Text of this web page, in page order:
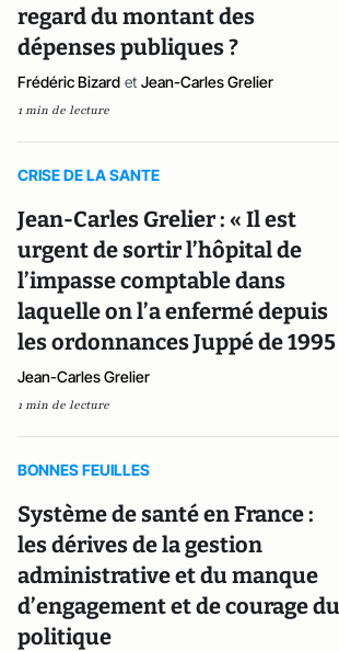
regard du montant des
dépenses publiques ?
Frédéric Bizard et Jean-Carles Grelier
1 min de lecture
CRISE DE LA SANTE
Jean-Carles Grelier : « Il est
urgent de sortir l’hôpital de
l’impasse comptable dans
laquelle on l’a enfermé depuis
les ordonnances Juppé de 1995
Jean-Carles Grelier
1 min de lecture
BONNES FEUILLES
Système de santé en France :
les dérives de la gestion
administrative et du manque
d’engagement et de courage
politique